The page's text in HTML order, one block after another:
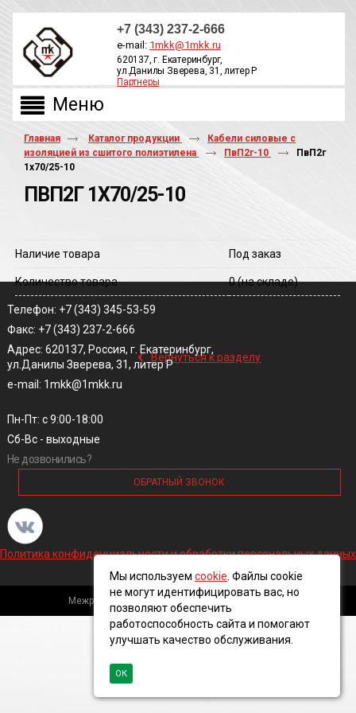
+7 (343) 237-2-666
e-mail: 1mkk@1mkk.ru
620137, г. Екатеринбург,
ул.Данилы Зверева, 31, литер Р
Партнеры
Главная Каталог продукции
Кабели силовые с
изоляцией из сшитого полиэтилена
ПвП2г-10
ПвП2г
1х70/25-10
ПВП2Г 1Х70/25-10
Наличие товара Под заказ
Количество товара 0(на складе)
‹ Вернуться к разделу
Телефон: +7 (343) 345-53-59
Факс: +7 (343) 237-2-666
Адрес: 620137, Россия, г. Екатеринбург,
ул.Данилы Зверева, 31, литер Р
e-mail: 1mkk@1mkk.ru
Пн-Пт: с 9:00-18:00
Сб-Вс - выходные
Не дозвонились?
ОБРАТНЫЙ ЗВОНОК
Политика конфиденциальности и обработки персональных данных
Межрегиональная кабельная компания, 2016 ©
Мы используем cookie . Файлы cookie
не могут идентифицировать вас, но
позволяют обеспечить
работоспособность сайта и помогают
улучшать качество обслуживания.
ОК